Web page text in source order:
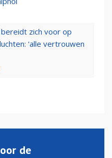
zich voor op
'alle vertrouwen
de